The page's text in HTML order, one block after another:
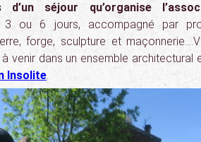
séjour qu’organise
3 ou 6 jours, accompagné par
forge, sculpture et
venir dans un ensemble architectural
Insolite.